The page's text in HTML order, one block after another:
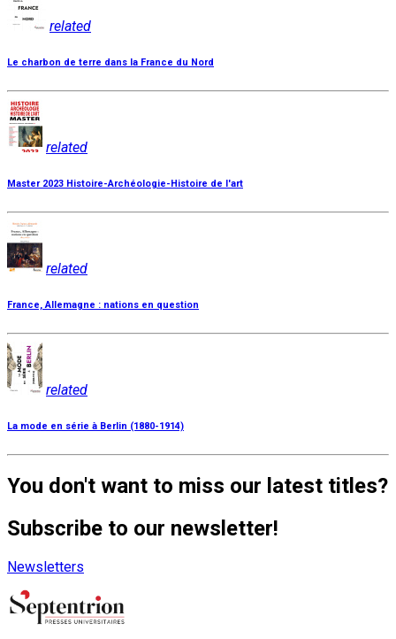
related
Le charbon de terre dans la France du Nord
related
Master 2023 Histoire-Archéologie-Histoire de l'art
related
France, Allemagne : nations en question
related
La mode en série à Berlin (1880-1914)
You don't want to miss our latest titles?
Subscribe to our newsletter!
Newsletters